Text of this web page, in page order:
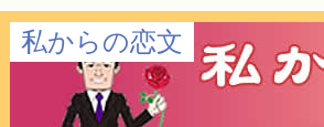
私からの恋文